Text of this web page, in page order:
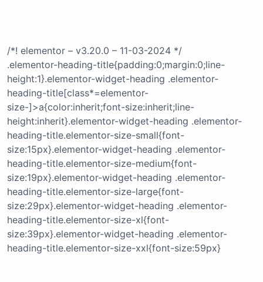
/*! elementor – v3.20.0 – 11-03-2024 */
.elementor-heading-title{padding:0;margin:0;line-
height:1}.elementor-widget-heading .elementor-
heading-title[class*=elementor-
size-]>a{color:inherit;font-size:inherit;line-
height:inherit}.elementor-widget-heading .elementor-
heading-title.elementor-size-small{font-
size:15px}.elementor-widget-heading .elementor-
heading-title.elementor-size-medium{font-
size:19px}.elementor-widget-heading .elementor-
heading-title.elementor-size-large{font-
size:29px}.elementor-widget-heading .elementor-
heading-title.elementor-size-xl{font-
size:39px}.elementor-widget-heading .elementor-
heading-title.elementor-size-xxl{font-size:59px}